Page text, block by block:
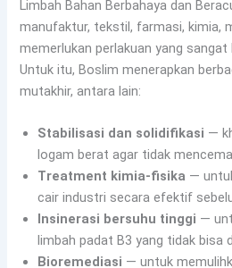
Limbah Bahan Berbahaya dan
manufaktur, tekstil, farmasi, kimia,
memerlukan perlakuan yang
Untuk itu, Boslim menerapkan
mutakhir, antara lain:
Stabilisasi dan solidifikasi —
logam berat agar tidak
Treatment kimia-fisika —
cair industri secara efektif
Insinerasi bersuhu tinggi —
limbah padat B3 yang tidak bisa
Bioremediasi — untuk